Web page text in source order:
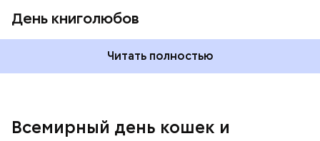
День книголюбов
Читать полностью
Всемирный день кошек и